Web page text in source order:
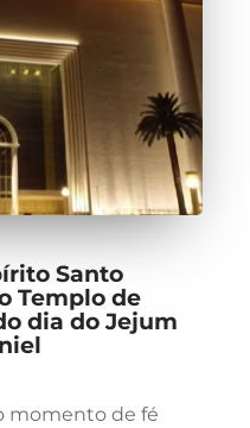
Santo
Templo de
dia do Jejum
momento de fé